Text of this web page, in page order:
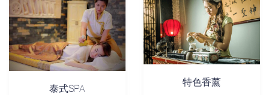
泰式SPA
特色香薰